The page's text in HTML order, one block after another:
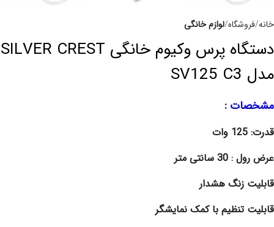
خانه فروشگاه لوازم خانگی
دستگاه پرس وکیوم خانگی SILVER CREST
مدل SV125 C3
مشخصات :
قدرت: 125 وات
عرض رول : 30 سانتی متر
قابلیت زنگ هشدار
قابلیت تنظیم با کمک نمایشگر